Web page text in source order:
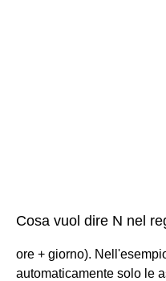
Cosa vuol dire N nel
ore + giorno).
automaticamente solo le